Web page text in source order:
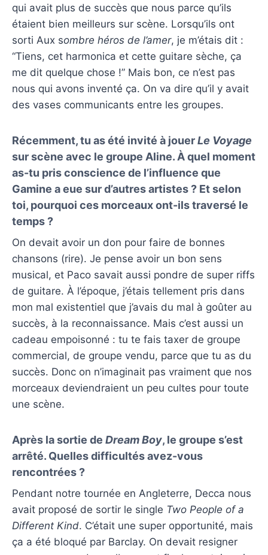
qui avait plus de succès que nous parce qu’ils
étaient bien meilleurs sur scène. Lorsqu’ils ont
sorti Aux sombre héros de l’amer, je m’étais dit :
“Tiens, cet harmonica et cette guitare sèche, ça
me dit quelque chose !” Mais bon, ce n’est pas
nous qui avons inventé ça. On va dire qu’il y avait
des vases communicants entre les groupes.
Récemment, tu as été invité à jouerLe Voyage
sur scène avec le groupe Aline. À quel moment
as-tu pris conscience de l’influence que
Gamine a eue sur d’autres artistes ? Et selon
toi, pourquoi ces morceaux ont-ils traversé le
temps ?
On devait avoir un don pour faire de bonnes
chansons (rire). Je pense avoir un bon sens
musical, et Paco savait aussi pondre de super riffs
de guitare. À l’époque, j’étais tellement pris dans
mon mal existentiel que j’avais du mal à goûter au
succès, à la reconnaissance. Mais c’est aussi un
cadeau empoisonné : tu te fais taxer de groupe
commercial, de groupe vendu, parce que tu as du
succès. Donc on n’imaginait pas vraiment que nos
morceaux deviendraient un peu cultes pour toute
une scène.
Après la sortie de Dream Boy, le groupe s’est
arrêté. Quelles difficultés avez-vous
rencontrées ?
Pendant notre tournée en Angleterre, Decca nous
avait proposé de sortir le single Two People of a
Different Kind. C’était une super opportunité, mais
ça a été bloqué par Barclay. On devait resigner